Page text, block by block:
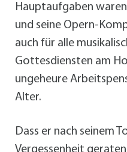
Hauptaufgaben
und seine Opern-
auch für alle
Gottesdiensten am
ungeheure
Alter.
Dass er nach seinem